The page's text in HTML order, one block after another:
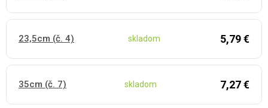
23,5cm (č. 4) skladom 5,79 €
35cm (č. 7) skladom 7,27 €